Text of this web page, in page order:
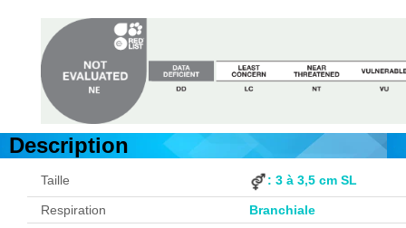
Description
Taille : 3 à 3,5 cm SL
Respiration
Branchiale